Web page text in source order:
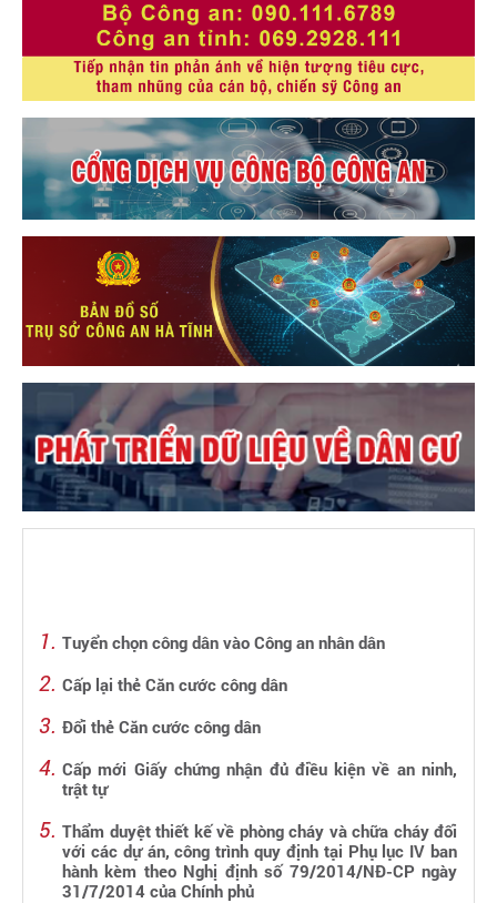
Tuyển chọn công dân vào Công an nhân dân
Cấp lại thẻ Căn cước công dân
Đổi thẻ Căn cước công dân
Cấp mới Giấy chứng nhận đủ điều kiện về an ninh,
trật tự
Thẩm duyệt thiết kế về phòng cháy và chữa cháy đối
với các dự án, công trình quy định tại Phụ lục IV ban
hành kèm theo Nghị định số 79/2014/NĐ-CP ngày
31/7/2014 của Chính phủ